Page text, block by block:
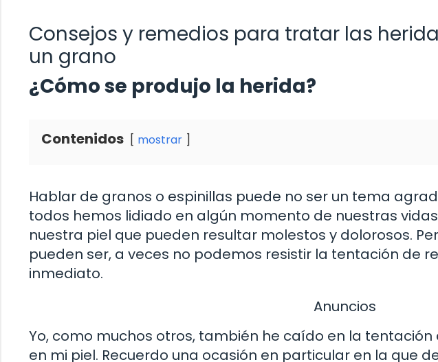
Consejos y remedios para tratar las
un grano
¿Cómo se produjo la herida?
Contenidos mostrar
Hablar de granos o espinillas puede no ser un tema
todos hemos lidiado en algún momento de nuestras
nuestra piel que pueden resultar molestos y dolorosos.
pueden ser, a veces no podemos resistir la tentación de
inmediato.
Anuncios
Yo, como muchos otros, también he caído en la
en mi piel. Recuerdo una ocasión en particular en la que